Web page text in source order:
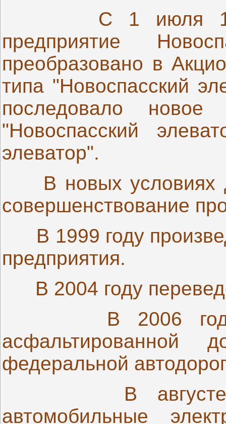
С 1 июля
предприятие
преобразовано в
типа "Новоспасский
последовало
"Новоспасский
элеватор".
В новых условиях
совершенствование
В 1999 году
предприятия.
В 2004 году
В 2006
асфальтированной
федеральной
В
автомобильные